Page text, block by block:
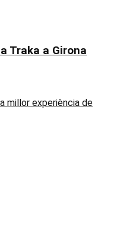
Traka a Girona
millor experiència de